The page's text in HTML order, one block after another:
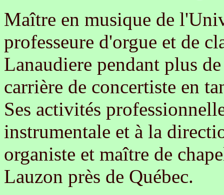
Maître en musique de
professeure d'orgue et de
Lanaudiere pendant plus
carrière de concertiste en
Ses activités
instrumentale et à la
organiste et maître de
Lauzon près de Québec.